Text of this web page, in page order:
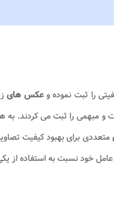
را ثبت نموده وعکس های
و مبهمی را ثبت می کردند. به
متعددی برای بهبود کیفیت
خود نسبت به استفاده از